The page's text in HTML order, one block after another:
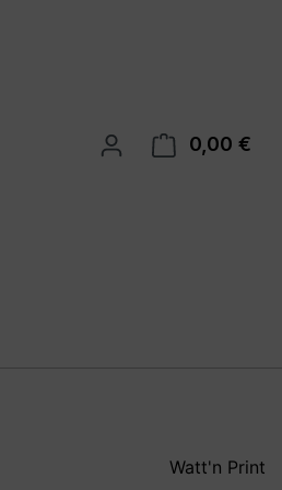
0,00 €
Watt'n Print